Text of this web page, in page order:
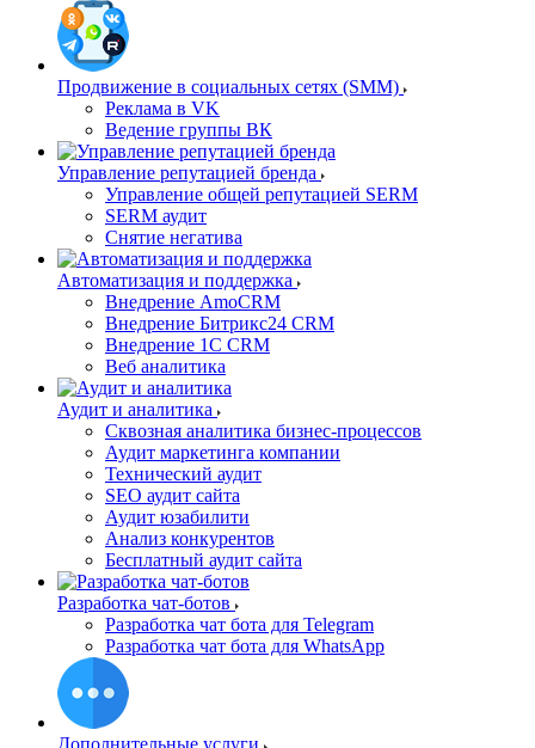
Продвижение в социальных сетях (SMM)
Реклама в VK
Ведение группы ВК
Управление репутацией бренда
Управление общей репутацией SERM
SERM аудит
Снятие негатива
Автоматизация и поддержка
Внедрение AmoCRM
Внедрение Битрикс24 CRM
Внедрение 1C CRM
Веб аналитика
Аудит и аналитика
Сквозная аналитика бизнес-процессов
Аудит маркетинга компании
Технический аудит
SEO аудит сайта
Аудит юзабилити
Анализ конкурентов
Бесплатный аудит сайта
Разработка чат-ботов
Разработка чат бота для Telegram
Разработка чат бота для WhatsApp
Дополнительные услуги